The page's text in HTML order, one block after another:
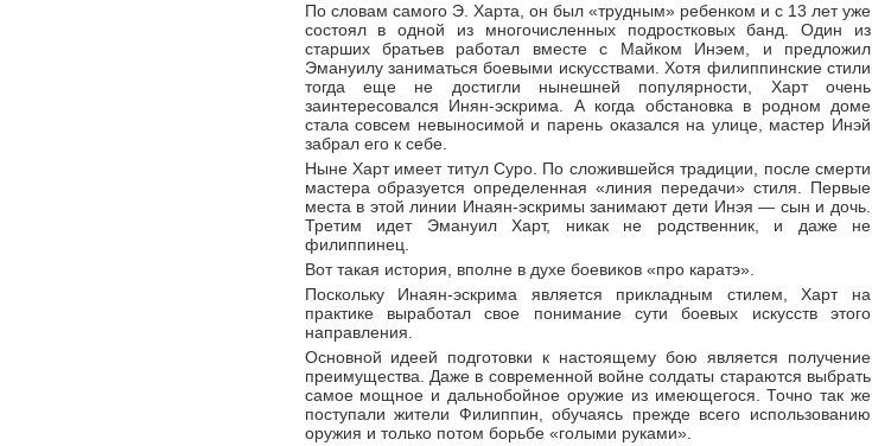
По словам самого Э. Харта, он был «трудным» ребенком и с 13 лет уже
состоял в одной из многочисленных подростковых банд. Один из
старших братьев работал вместе с Майком Инэем, и предложил
Эмануилу заниматься боевыми искусствами. Хотя филиппинские стили
тогда еще не достигли нынешней популярности, Харт очень
заинтересовался Инян-эскрима. А когда обстановка в родном доме
стала совсем невыносимой и парень оказался на улице, мастер Инэй
забрал его к себе.
Ныне Харт имеет титул Суро. По сложившейся традиции, после смерти
мастера образуется определенная «линия передачи» стиля. Первые
места в этой линии Инаян-эскримы занимают дети Инэя — сын и дочь.
Третим идет Эмануил Харт, никак не родственник, и даже не
филиппинец.
Вот такая история, вполне в духе боевиков «про каратэ».
Поскольку Инаян-эскрима является прикладным стилем, Харт на
практике выработал свое понимание сути боевых искусств этого
направления.
Основной идеей подготовки к настоящему бою является получение
преимущества. Даже в современной войне солдаты стараются выбрать
самое мощное и дальнобойное оружие из имеющегося. Точно так же
поступали жители Филиппин, обучаясь прежде всего использованию
оружия и только потом борьбе «голыми руками».